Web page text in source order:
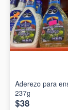
Aderezo para
237g
$38